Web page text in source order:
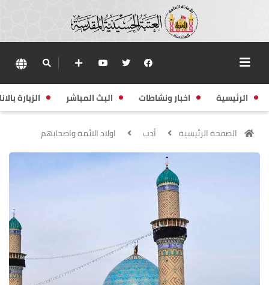
الرئيسية اخبار ونشاطات البث المباشر الزيارة
الصفحة الرئيسية أدب اولاد الائمة واصحابهم